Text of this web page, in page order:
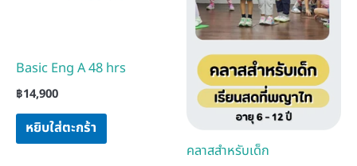
Basic Eng A 48 hrs
฿14,900
หยิบใส่ตะกร้า
คลาสสำหรับเด็ก
The
options
may
be
chosen
on